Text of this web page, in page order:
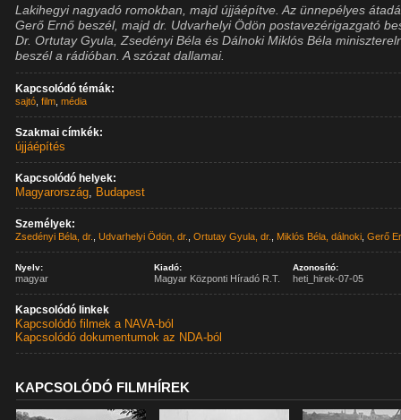
Lakihegyi nagyadó romokban, majd újjáépítve. Az ünnepélyes
Gerő Ernő beszél, majd dr. Udvarhelyi Ödön postavezérigazgató
Dr. Ortutay Gyula, Zsedényi Béla és Dálnoki Miklós Béla
beszél a rádióban. A szózat dallamai.
Kapcsolódó témák:
sajtó ,film ,média
Szakmai címkék:
újjáépítés
Kapcsolódó helyek:
Magyarország, Budapest
Személyek:
Zsedényi Béla, dr.
,Udvarhelyi Ödön, dr. ,Ortutay Gyula, dr. Miklós Béla, dálnoki ,Gerő
Nyelv:
magyar
Kiadó:
Magyar Központi Híradó R.T.
Azonosító:
heti_hirek-07-05
Kapcsolódó linkek
Kapcsolódó filmek a NAVA-ból
Kapcsolódó dokumentumok az NDA-ból
KAPCSOLÓDÓ FILMHÍREK